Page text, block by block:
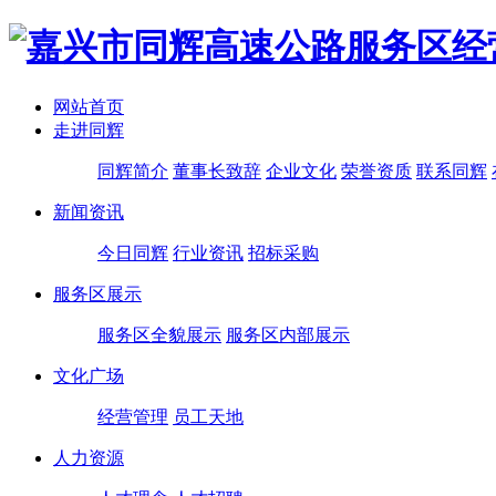
网站首页
走进同辉
同辉简介 董事长致辞 企业文化 荣誉资质 联系同辉
新闻资讯
今日同辉 行业资讯 招标采购
服务区展示
服务区全貌展示 服务区内部展示
文化广场
经营管理 员工天地
人力资源